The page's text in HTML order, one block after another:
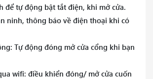
để tự động bật tắt điện, khi mở cửa.
ninh, thông báo về điện thoại khi có
Tự động đóng mở cửa cổng khi bạn
wifi: điều khiển đóng/ mở cửa cuốn